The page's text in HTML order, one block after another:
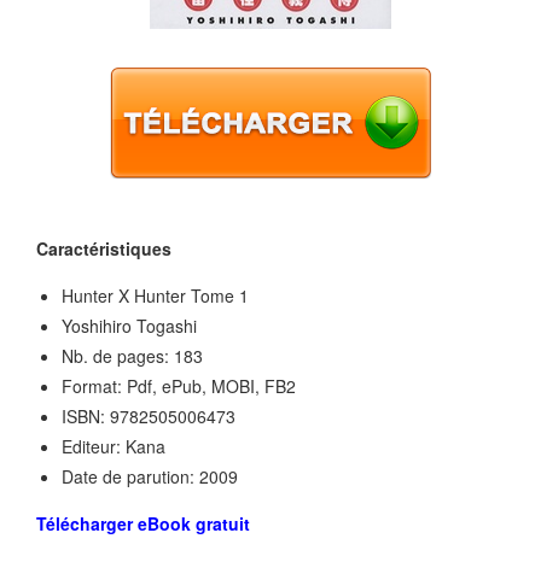
Caractéristiques
Hunter X Hunter Tome 1
Yoshihiro Togashi
Nb. de pages: 183
Format: Pdf, ePub, MOBI, FB2
ISBN: 9782505006473
Editeur: Kana
Date de parution: 2009
Télécharger eBook gratuit